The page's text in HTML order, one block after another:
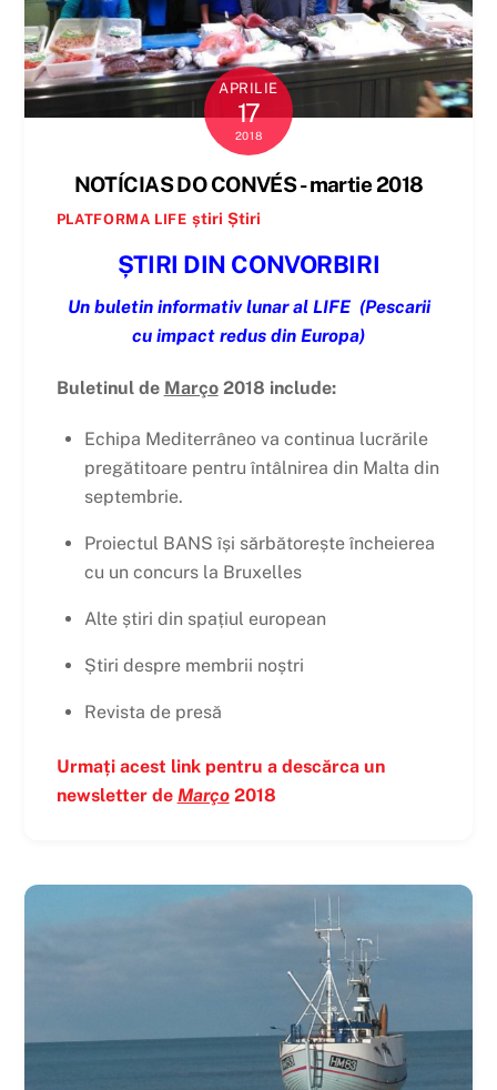
APRILIE
17
2018
NOTÍCIAS DO CONVÉS - martie 2018
PLATFORMA LIFE știri Știri
ȘTIRI DIN CONVORBIRI
Un buletin informativ lunar al LIFE (Pescarii
cu impact redus din Europa)
Buletinul de Março2018 include:
Echipa Mediterrâneo va continua lucrările
pregătitoare pentru întâlnirea din Malta din
septembrie.
Proiectul BANS își sărbătorește încheierea
cu un concurs la Bruxelles
Alte știri din spațiul european
Știri despre membrii noștri
Revista de presă
Urmați acest link pentru a descărca un
newsletter de Março2018